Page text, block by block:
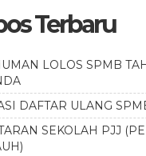
Terbaru
LOLOS SPMB
DAFTAR ULANG
SEKOLAH PJJ